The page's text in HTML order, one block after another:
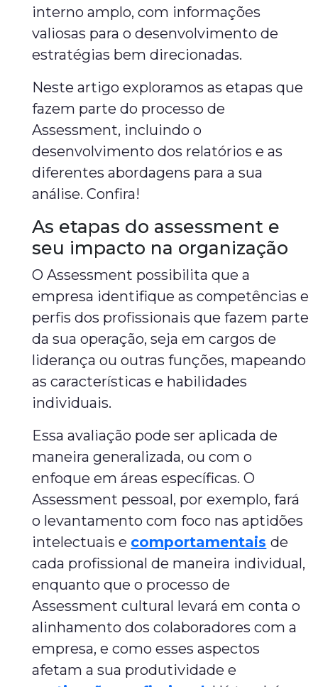
interno amplo, com informações
valiosas para o desenvolvimento de
estratégias bem direcionadas.
Neste artigo exploramos as etapas que
fazem parte do processo de
Assessment, incluindo o
desenvolvimento dos relatórios e as
diferentes abordagens para a sua
análise. Confira!
As etapas do assessment e
seu impacto na organização
O Assessment possibilita que a
empresa identifique as competências e
perfis dos profissionais que fazem parte
da sua operação, seja em cargos de
liderança ou outras funções, mapeando
as características e habilidades
individuais.
Essa avaliação pode ser aplicada de
maneira generalizada, ou com o
enfoque em áreas específicas. O
Assessment pessoal, por exemplo, fará
o levantamento com foco nas aptidões
intelectuais e comportamentais de
cada profissional de maneira individual,
enquanto que o processo de
Assessment cultural levará em conta o
alinhamento dos colaboradores com a
empresa, e como esses aspectos
afetam a sua produtividade e